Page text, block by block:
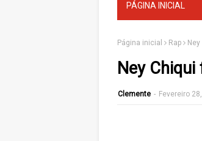
PÁGINA INICIAL
Página inicial Rap
Ney
Clemente - Fevereiro